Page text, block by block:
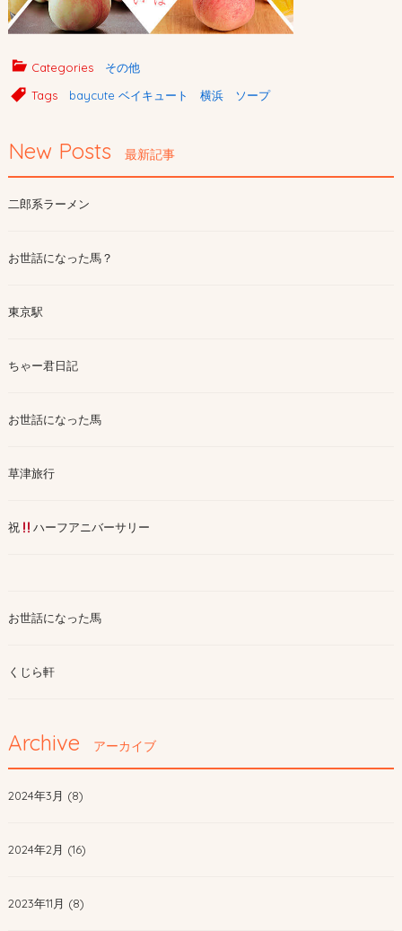
Categories
その他
Tags
baycute ベイキュート 横浜 ソープ
New Posts 最新記事
二郎系ラーメン
お世話になった馬？
東京駅
ちゃー君日記
お世話になった馬
草津旅行
祝 ハーフアニバーサリー
お世話になった馬
くじら軒
Archive アーカイブ
2024年3月 (8)
2024年2月 (16)
2023年11月 (8)